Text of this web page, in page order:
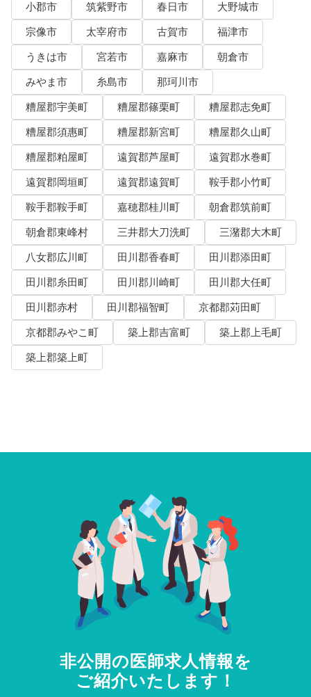
小郡市
筑紫野市 春日市
大野城市
宗像市
太宰府市 古賀市
福津市
うきは市
宮若市 嘉麻市
朝倉市
みやま市
糸島市
那珂川市
糟屋郡宇美町
糟屋郡篠栗町
糟屋郡志免町
糟屋郡須惠町
糟屋郡新宮町
糟屋郡久山町
糟屋郡粕屋町
遠賀郡芦屋町
遠賀郡水巻町
遠賀郡岡垣町
遠賀郡遠賀町
鞍手郡小竹町
鞍手郡鞍手町
嘉穂郡桂川町
朝倉郡筑前町
朝倉郡東峰村
三井郡大刀洗町
三潴郡大木町
八女郡広川町
田川郡香春町
田川郡添田町
田川郡糸田町
田川郡川崎町
田川郡大任町
田川郡赤村
田川郡福智町
京都郡苅田町
京都郡みやこ町
築上郡吉富町
築上郡上毛町
築上郡築上町
非公開の医師求人情報を
ご紹介いたします！